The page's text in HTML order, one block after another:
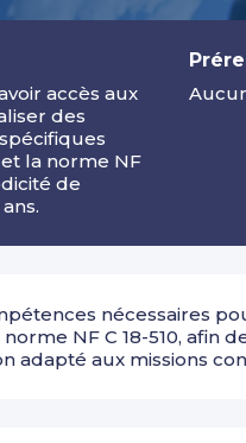
accès aux
des
la norme NF
de
nécessaires
NF C 18-510, afin
adapté aux missions